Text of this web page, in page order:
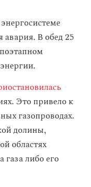
авария. В обед 25
Это привело к
газопроводах.
долины,
областях
газа либо его